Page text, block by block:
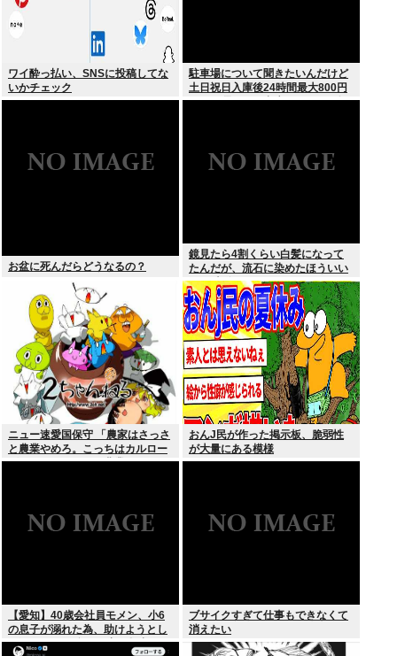
ワイ酔っ払い、SNSに投稿してな
いかチェック
駐車場について聞きたいんだけど
土日祝日入庫後24時間最大800円
って日曜いれて出庫日が平日の場
お盆に死んだらどうなるの？
鏡見たら4割くらい白髪になって
たんだが、流石に染めたほういい
の ？半分おじいちゃんでドン引き
したわ
ニュー速愛国保守 「農家はさっさ
と農業やめろ。こっちはカルロー
ズでいいんだから。農業されたら
おんJ民が作った掲示板、脆弱性
が大量にある模様
【愛知】40歳会社員モメン、小6
の息子が溺れた為、助けようとし
て溺れる なお息子は妻が救出
ブサイクすぎて仕事もできなくて
消えたい